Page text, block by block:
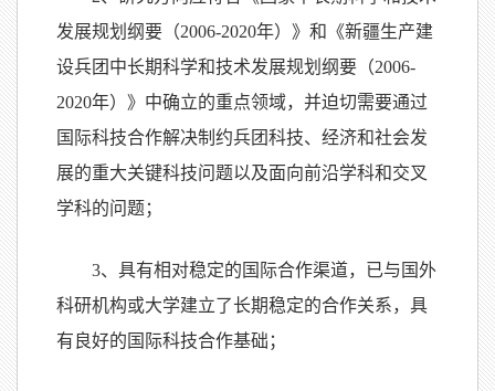
发展规划纲要（2006-2020年）》和《新疆生产建
设兵团中长期科学和技术发展规划纲要（2006-
2020年）》中确立的重点领域，并迫切需要通过
国际科技合作解决制约兵团科技、经济和社会发
展的重大关键科技问题以及面向前沿学科和交叉
学科的问题；
3、具有相对稳定的国际合作渠道，已与国外
科研机构或大学建立了长期稳定的合作关系，具
有良好的国际科技合作基础；